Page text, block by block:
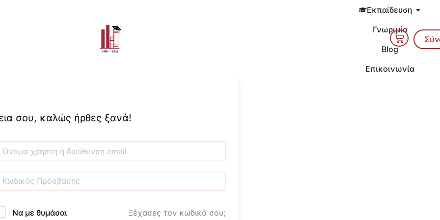
Εκπαίδευση Open
Γνωριμία
Blog
Επικοινωνία
Cart
σου, καλώς ήρθες ξανά!
Να με θυμάσαι Ξέχασες τον κωδικό σου;